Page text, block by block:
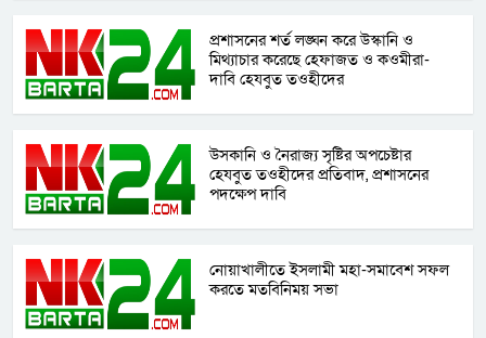
প্রশাসনের শর্ত লঙ্ঘন করে উস্কানি ও
মিথ্যাচার করেছে হেফাজত ও কওমীরা-
দাবি হেযবুত তওহীদের
উসকানি ও নৈরাজ্য সৃষ্টির অপচেষ্টার
হেযবুত তওহীদের প্রতিবাদ, প্রশাসনের
পদক্ষেপ দাবি
নোয়াখালীতে ইসলামী মহা-সমাবেশ সফল
করতে মতবিনিময় সভা